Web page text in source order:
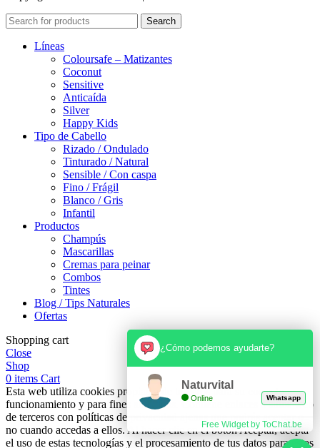
Search
Líneas
Coloursafe – Matizantes
Coconut
Sensitive
Anticaída
Silver
Happy Kids
Tipo de Cabello
Rizado / Ondulado
Tinturado / Natural
Sensible / Con caspa
Fino / Frágil
Blanco / Gris
Infantil
Productos
Champús
Mascarillas
Cremas para peinar
Combos
Tintes
Blog / Tips Naturales
Ofertas
Shopping cart
Close
Shop
0 items Cart
Esta web utiliza cookies propias y de terceros para su correcto
funcionamiento y para fines analíticos. Contiene enlaces a sitios web
de terceros con políticas de privacidad ajenas que podrás aceptar o
no cuando accedas a ellos. Al hacer clic en el botón Aceptar, acepta
el uso de estas tecnologías y el procesamiento de tus datos para estos
¿Cómo podemos ayudarte?
Naturvital
Online Whatsapp
Free Widget by ToChat.be